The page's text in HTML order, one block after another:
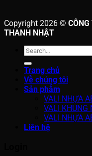
Copyright 2026 ©
THANH NHẬT
Search
Trang chủ
Về chúng tôi
Sản phẩm
VALI NHỰA
VALI KHUNG
VALI NHỰA
Liên hệ